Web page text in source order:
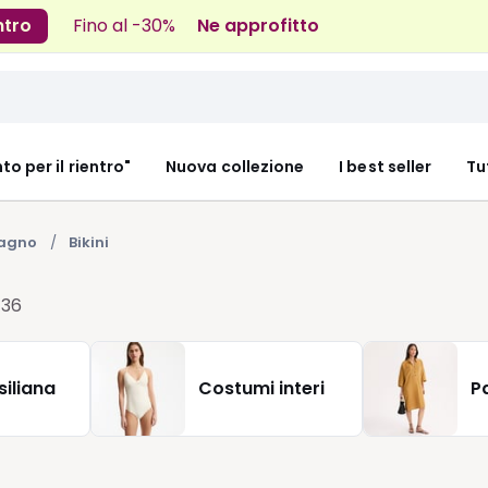
Fino al -30% Ne approfitto
per il rientro" Nuova collezione I best seller
Bikini
36
Costumi interi